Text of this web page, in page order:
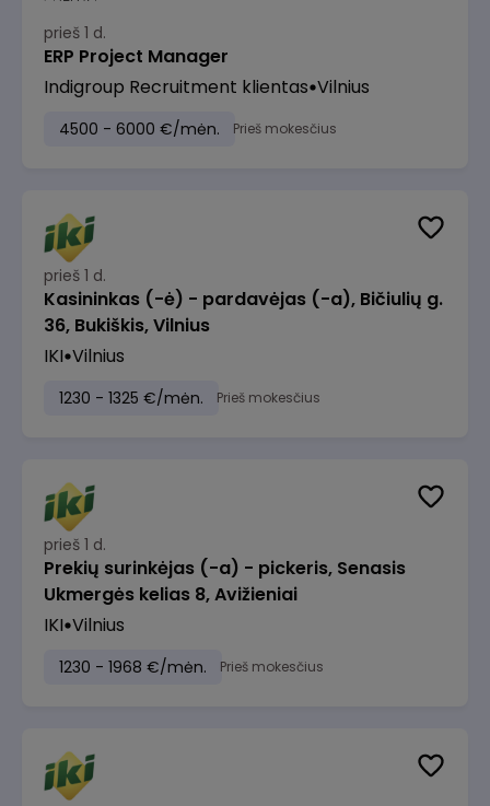
prieš 1 d.
ERP Project Manager
Indigroup Recruitment klientas Vilnius
4500 - 6000 €/mėn. Prieš mokesčius
prieš 1 d.
Kasininkas (-ė) - pardavėjas (-a), Bičiulių g.
36, Bukiškis, Vilnius
IKI Vilnius
1230 - 1325 €/mėn. Prieš mokesčius
prieš 1 d.
Prekių surinkėjas (-a) - pickeris, Senasis
Ukmergės kelias 8, Avižieniai
IKI Vilnius
1230 - 1968 €/mėn. Prieš mokesčius